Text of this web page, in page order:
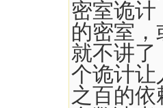
密室诡计
的密室
就不讲了
个诡计让
之百的